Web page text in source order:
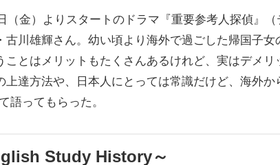
（金）よりスタートのドラマ『重要参考人探偵』（
古川雄輝さん。幼い頃より海外で過ごした帰国子
ことはメリットもたくさんあるけれど、実はデメリ
上達方法や、日本人にとっては常識だけど、海外か
語ってもらった。
Study History～